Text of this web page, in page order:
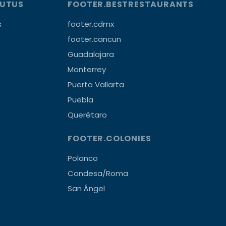
FOOTER.BESTRESTAURANTS
footer.cdmx
footer.cancun
Guadalajara
Monterrey
Puerto Vallarta
Puebla
Querétaro
FOOTER.COLONIES
Polanco
Condesa/Roma
San Ángel